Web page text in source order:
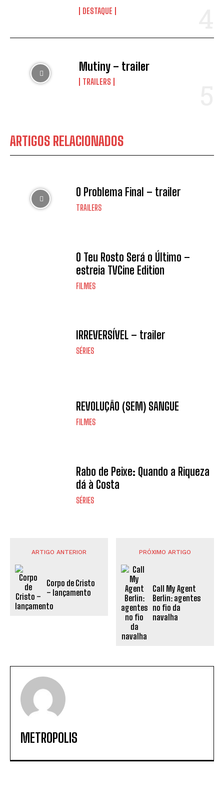
DESTAQUE
Mutiny – trailer
TRAILERS
ARTIGOS RELACIONADOS
O Problema Final – trailer
TRAILERS
O Teu Rosto Será o Último –
estreia TVCine Edition
FILMES
IRREVERSÍVEL – trailer
SÉRIES
REVOLUÇÃO (SEM) SANGUE
FILMES
Rabo de Peixe: Quando a Riqueza
dá à Costa
SÉRIES
ARTIGO ANTERIOR
Corpo de Cristo
– lançamento
PRÓXIMO ARTIGO
Call My Agent
Berlin: agentes
no fio da
navalha
METROPOLIS